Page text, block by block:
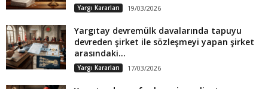
Yargı Kararları 19/03/2026
Yargıtay devremülk davalarında tapuyu
devreden şirket ile sözleşmeyi yapan şirket
arasındaki...
Yargı Kararları 17/03/2026